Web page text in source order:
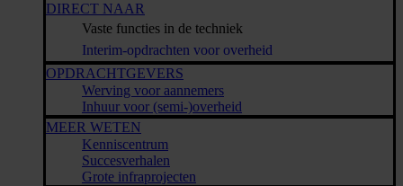
DIRECT NAAR
Vaste functies in de techniek
Interim-opdrachten voor overheid
OPDRACHTGEVERS
Werving voor aannemers
Inhuur voor (semi-)overheid
MEER WETEN
Kenniscentrum
Succesverhalen
Grote infraprojecten